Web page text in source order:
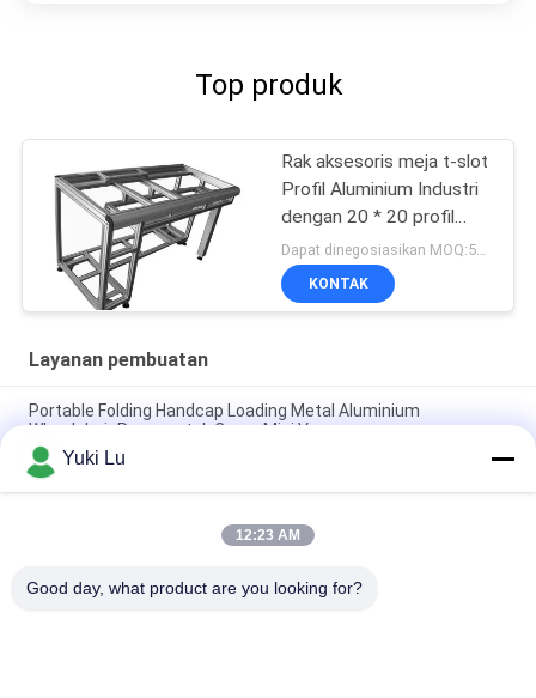
Top produk
Rak aksesoris meja t-slot
Profil Aluminium Industri
dengan 20 * 20 profil
aluminium anodized
KONTAK
Layanan pembuatan
Portable Folding Handcap Loading Metal Aluminium
Wheelchair Ramp untuk Cargo Mini Van
Sistem Pemasangan Dinding Klip Z Ekstrusi Aluminium untuk
Menggantung Panel Interior
6082, 6061 Tabung Aluminium Mulus untuk Lengan Goyang
Yuki Lu
12:23 AM
Good day, what product are you looking for?